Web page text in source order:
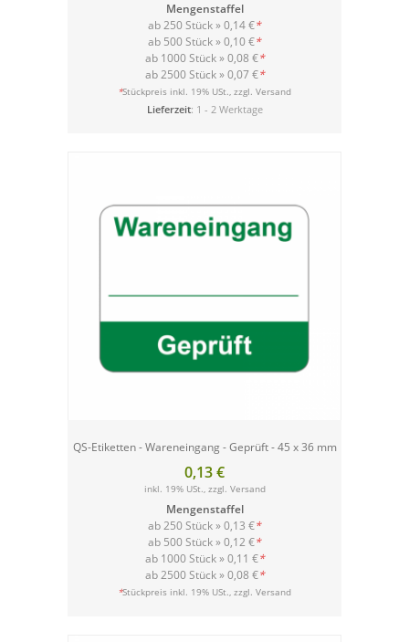
Mengenstaffel
ab 250 Stück »0,14 €*
ab 500 Stück »0,10 €*
ab 1000 Stück »0,08 €*
ab 2500 Stück »0,07 €*
*Stückpreis inkl. 19% USt., zzgl. Versand
Lieferzeit: 1 - 2 Werktage
QS-Etiketten - Wareneingang - Geprüft - 45 x 36 mm
0,13 €
inkl. 19% USt., zzgl. Versand
Mengenstaffel
ab 250 Stück »0,13 €*
ab 500 Stück »0,12 €*
ab 1000 Stück »0,11 €*
ab 2500 Stück »0,08 €*
*Stückpreis inkl. 19% USt., zzgl. Versand